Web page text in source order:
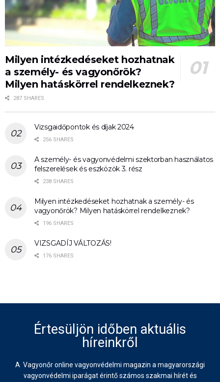
Milyen intézkedéseket hozhatnak
a személy- és vagyonőrök?
Milyen hatáskörrel rendelkeznek?
287 SHARES
Vizsgaidőpontok és díjak 2024
256 SHARES
A személy- és vagyonvédelmi szektorban használatos
felszerelések és eszközök 3. rész
238 SHARES
Milyen intézkedéseket hozhatnak a személy- és
vagyonőrök? Milyen hatáskörrel rendelkeznek?
196 SHARES
VIZSGADÍJ VÁLTOZÁS!
176 SHARES
Értesüljön időben aktuális
híreinkről
A Vagyonőr online vagyonvédelmi magazin a magyarországi
vagyonvédelmi iparágat érintő számos szakmai hírét és